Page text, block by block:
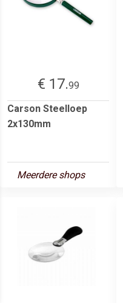
€ 17.99
Carson Steelloep
2x130mm
Meerdere shops